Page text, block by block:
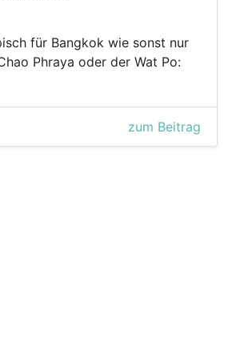
für Bangkok wie sonst nur
Phraya oder der Wat Po:
zum Beitrag